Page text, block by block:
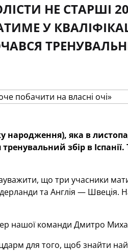
НЕ СТАРШІ
У
народження), яка в
збір в
що три учасники
та Англія — Швеція.
нашої команди Дмитро
для того, щоб знайти